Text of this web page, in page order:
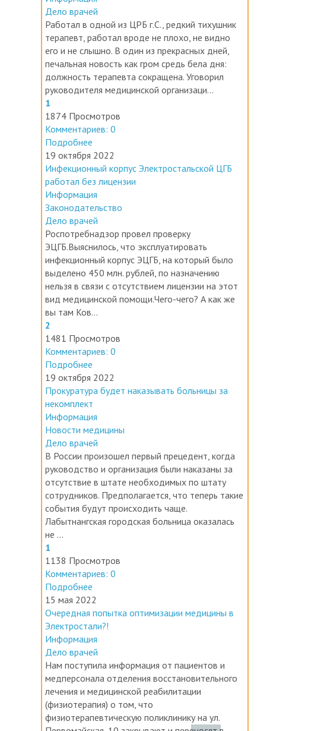
Информация
Дело врачей
Работал в одной из ЦРБ г.С., редкий тихушник
терапевт, работал вроде не плохо, не видно
его и не слышно. В один из прекрасных дней,
печальная новость как гром средь бела дня:
должность терапевта сокращена. Уговорил
руководителя медицинской организаци...
1
1874 Просмотров
Комментариев: 0
Подробнее
19 октября 2022
Инфекционный корпус Электростальской ЦГБ
работал без лицензии
Информация
Законодательство
Дело врачей
Роспотребнадзор провел проверку
ЭЦГБ.Выяснилось, что эксплуатировать
инфекционный корпус ЭЦГБ, на который было
выделено 450 млн. рублей, по назначению
нельзя в связи с отсутствием лицензии на этот
вид медицинской помощи.Чего-чего? А как же
вы там Ков...
2
1481 Просмотров
Комментариев: 0
Подробнее
19 октября 2022
Прокуратура будет наказывать больницы за
некомплект
Информация
Новости медицины
Дело врачей
В России произошел первый прецедент, когда
руководство и организация были наказаны за
отсутствие в штате необходимых по штату
сотрудников. Предполагается, что теперь такие
события будут происходить чаще.
Лабытнангская городская больница оказалась
не ...
1
1138 Просмотров
Комментариев: 0
Подробнее
15 мая 2022
Очередная попытка оптимизации медицины в
Электростали?!
Информация
Дело врачей
Нам поступила информация от пациентов и
медперсонала отделения восстановительного
лечения и медицинской реабилитации
(физиотерапия) о том, что